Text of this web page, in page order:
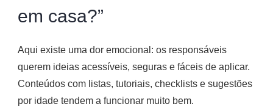
em casa?”
Aqui existe uma dor emocional: os responsáveis
querem ideias acessíveis, seguras e fáceis de aplicar.
Conteúdos com listas, tutoriais, checklists e sugestões
por idade tendem a funcionar muito bem.